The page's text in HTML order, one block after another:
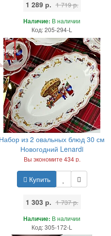
1 289 р. 1 719 р.
Наличие: В наличии
Код: 205-294-L
Акция
цены
из 2 овальных блюд 30 см
Новогодний Lenardi
Вы экономите 434 р.
Купить
1 303 р. 1 737 р.
Наличие: В наличии
Код: 305-172-L